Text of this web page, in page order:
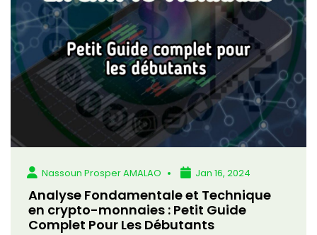
Nassoun Prosper AMALAO Jan 16, 2024
Analyse Fondamentale et Technique
en crypto-monnaies : Petit Guide
Complet Pour Les Débutants